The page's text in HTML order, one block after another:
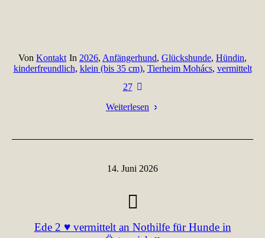
Von Kontakt In 2026, Anfängerhund, Glückshunde, Hündin,
kinderfreundlich, klein (bis 35 cm), Tierheim Mohács, vermittelt
27
Weiterlesen
14. Juni 2026
Ede 2 ♥ vermittelt an Nothilfe für Hunde in